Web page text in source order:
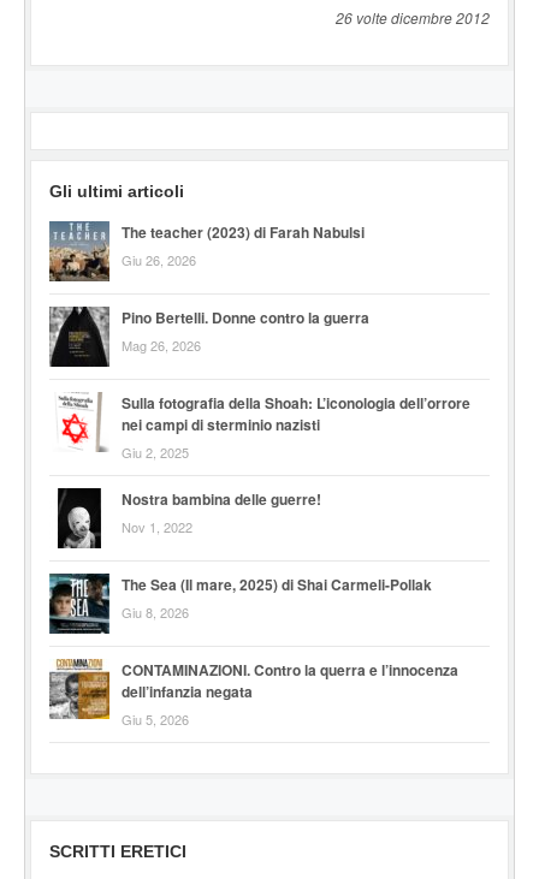
26 volte dicembre 2012
Gli ultimi articoli
The teacher (2023) di Farah Nabulsi
Giu 26, 2026
Pino Bertelli. Donne contro la guerra
Mag 26, 2026
Sulla fotografia della Shoah: L’iconologia dell’orrore
nei campi di sterminio nazisti
Giu 2, 2025
Nostra bambina delle guerre!
Nov 1, 2022
The Sea (Il mare, 2025) di Shai Carmeli-Pollak
Giu 8, 2026
CONTAMINAZIONI. Contro la querra e l’innocenza
dell’infanzia negata
Giu 5, 2026
SCRITTI ERETICI